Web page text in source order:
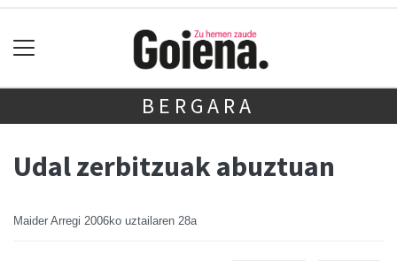
BERGARA
Udal zerbitzuak abuztuan
Maider Arregi 2006ko uztailaren 28a